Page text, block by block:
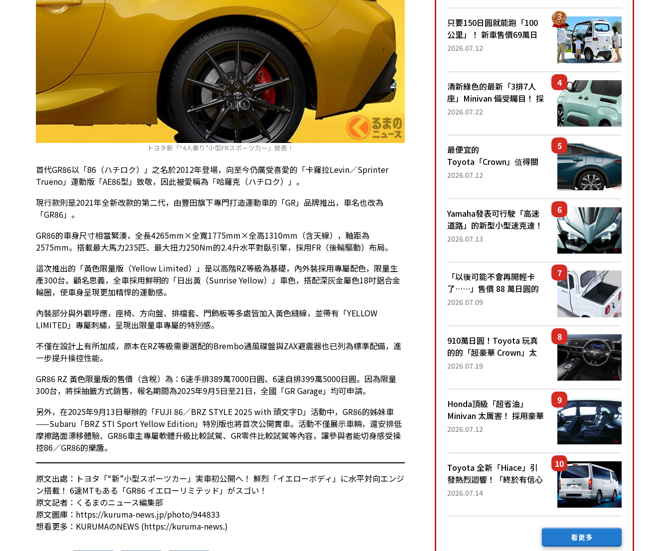
トヨタ新「“4人乗り”小型FRスポーツカー」発表！
首代GR86以「86（ハチロク）」之名於2012年登場，向至今仍廣受喜愛的「卡羅拉Levin／Sprinter
Trueno」運動版「AE86型」致敬，因此被愛稱為「哈羅克（ハチロク）」。
現行款則是2021年全新改款的第二代，由豐田旗下專門打造運動車的「GR」品牌推出，車名也改為
「GR86」。
GR86的車身尺寸相當緊湊，全長4265mm×全寬1775mm×全高1310mm（含天線），軸距為
2575mm。搭載最大馬力235匹、最大扭力250Nm的2.4升水平對臥引擎，採用FR（後輪驅動）布局。
這次推出的「黃色限量版（Yellow Limited）」是以高階RZ等級為基礎，內外裝採用專屬配色，限量生
產300台。顧名思義，全車採用鮮明的「日出黃（Sunrise Yellow）」車色，搭配深灰金屬色18吋鋁合金
輪圈，使車身呈現更加精悍的運動感。
內裝部分與外觀呼應，座椅、方向盤、排檔套、門飾板等多處皆加入黃色縫線，並帶有「YELLOW
LIMITED」專屬刺繡，呈現出限量車專屬的特別感。
不僅在設計上有所加成，原本在RZ等級需要選配的Brembo通風碟盤與ZAX避震器也已列為標準配備，進
一步提升操控性能。
GR86 RZ 黃色限量版的售價（含稅）為：6速手排389萬7000日圓、6速自排399萬5000日圓。因為限量
300台，將採抽籤方式銷售，報名期間為2025年9月5日至21日，全國「GR Garage」均可申請。
另外，在2025年9月13日舉辦的「FUJI 86／BRZ STYLE 2025 with 頭文字D」活動中，GR86的姊妹車
——Subaru「BRZ STI Sport Yellow Edition」特別版也將首次公開實車。活動不僅展示車輛，還安排低
摩擦路面漂移體驗、GR86車主專屬軟體升級比較試駕、GR零件比較試駕等內容，讓參與者能切身感受操
控86／GR86的樂趣。
原文出處： トヨタ「“新”小型スポーツカー」実車初公開へ！ 鮮烈「イエローボディ」に水平対向エンジ
ン搭載！ 6速MTもある「GR86 イエローリミテッド」がスゴい！
原文記者： くるまのニュース編集部
原文圖庫： https://kuruma-news.jp/photo/944833
想看更多： KURUMAのNEWS (https://kuruma-news.)
日圓就能跑100公里」「小
朋友坐得...
只要150日圓就能跑「100
公里」！ 新車售價69萬日
圓的「3人座」Trike大受歡
為何能迅速熱賣？
2026.07.12
清新綠色的最新「3排7人
座」Minivan 備受矚目！ 採
用全長4.7公尺剛剛好的車
還推出467萬元日圓起的5
人座版...
2026.07.22
最便宜的
Toyota「Crown」值得關
注！ 搭載4WD、每公升
眼！ 配備豐富、超越售價
水準，堪稱高CP值代表的
「...
2026.07.12
Yamaha發表可行駛「高速
道路」的新型小型速克達！
搭載能享受超強勁「渦輪
高階「Super Sport」車款
相同的...
2026.07.13
「以後可能不會再開輕卡
了……」售價 88 萬日圓的
「超迷你輕型貨車」引發兩
100 公里！」「免驗車真的
太棒了！...
2026.07.09
910萬日圓！Toyota 玩真
的的「超豪華 Crown」太
厲害了！採用由「匠人技
運動化「底盤設定」！還配
備專屬豪華...
2026.07.19
Honda頂級「超省油」
Minivan 太厲害！ 採用豪華
「真皮座椅」與專屬「黑色
公里，兼具優異節能表現與
舒適「三...
2026.07.12
Toyota 全新「Hiace」引
發熱烈迴響！「終於有信心
下訂了！」「哪個等級交車
後竟然還要等「超過半年」
2026.07.14
看更多